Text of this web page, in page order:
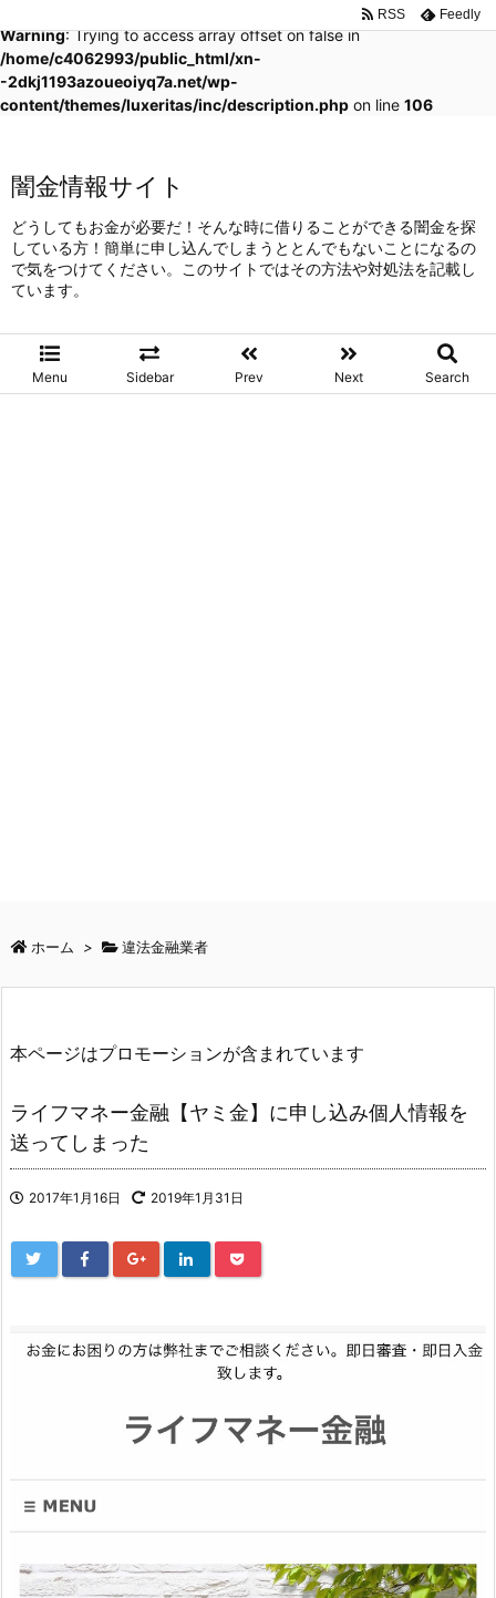
Warning: Trying to access array offset on false in
/home/c4062993/public_html/xn-
-2dkj1193azoueoiyq7a.net/wp-
content/themes/luxeritas/inc/description.php on line 106
闇金情報サイト
どうしてもお金が必要だ！そんな時に借りることができる闇金を探
している方！簡単に申し込んでしまうととんでもないことになるの
で気をつけてください。このサイトではその方法や対処法を記載し
ています。
Menu Sidebar Prev Next Search
RSS Feedly
ホーム > 違法金融業者
本ページはプロモーションが含まれています
ライフマネー金融【ヤミ金】に申し込み個人情報を
送ってしまった
2017年1月16日 2019年1月31日